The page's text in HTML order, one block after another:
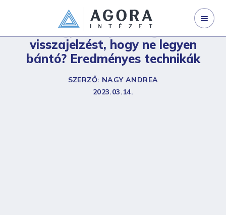
WEBINÁRJAINK
SZERVEZETFEJLESZTÉS
VEZETŐFEJLESZTÉS
Hogyan adjunk negatív
visszajelzést, hogy ne legyen
bántó? Eredményes technikák
SZERZŐ: NAGY ANDREA
2023.03.14.